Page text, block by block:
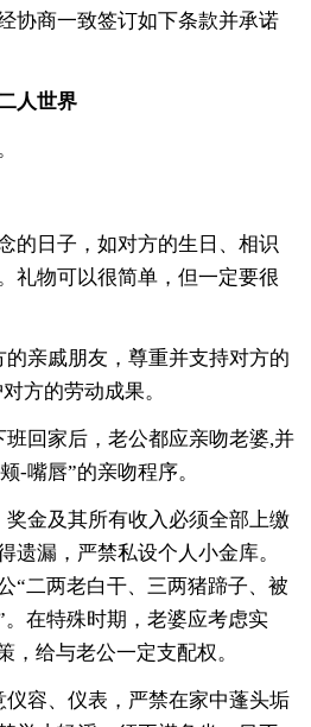
协商一致签订如下条款并承诺
人世界
的日子，如对方的生日、相识
礼物可以很简单，但一定要很
的亲戚朋友，尊重并支持对方的
方的劳动成果。
回家后，老公都应亲吻老婆,并
-嘴唇”的亲吻程序。
奖金及其所有收入必须全部上缴
遗漏，严禁私设个人小金库。
“二两老白干、三两猪蹄子、被
在特殊时期，老婆应考虑实
，给与老公一定支配权。
仪容、仪表，严禁在家中蓬头垢